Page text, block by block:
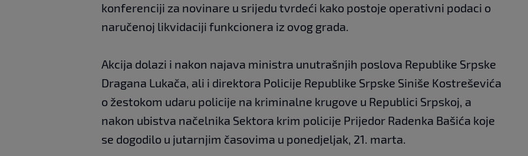
konferenciji za novinare u srijedu tvrdeći kako postoje operativni podaci o
naručenoj likvidaciji funkcionera iz ovog grada.
Akcija dolazi i nakon najava ministra unutrašnjih poslova Republike Srpske
Dragana Lukača, ali i direktora Policije Republike Srpske Siniše Kostreševića
o žestokom udaru policije na kriminalne krugove u Republici Srpskoj, a
nakon ubistva načelnika Sektora krim policije Prijedor Radenka Bašića koje
se dogodilo u jutarnjim časovima u ponedjeljak, 21. marta.